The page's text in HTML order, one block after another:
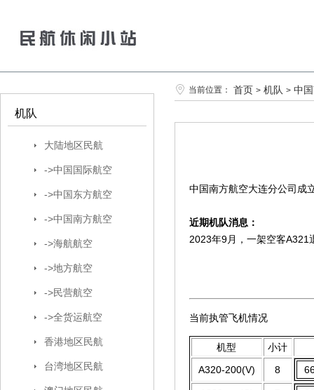
机队
大陆地区民航
->中国国际航空
->中国东方航空
->中国南方航空
->海航航空
->地方航空
->民营航空
->全货运航空
香港地区民航
台湾地区民航
当前位置： 首页 > 机队 > 中
中国南方航空大连分公司成
近期机队消息：
2023年9月，一架空客A321
当前执管飞机情况
机型
小计
A320-200(V)
8